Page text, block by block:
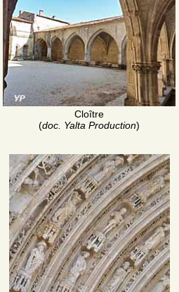
Cloître
(doc. Yalta Production)